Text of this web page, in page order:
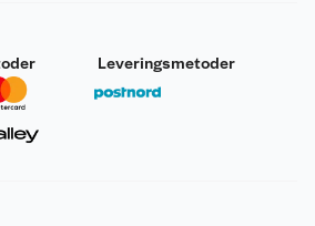
Leveringsmetoder